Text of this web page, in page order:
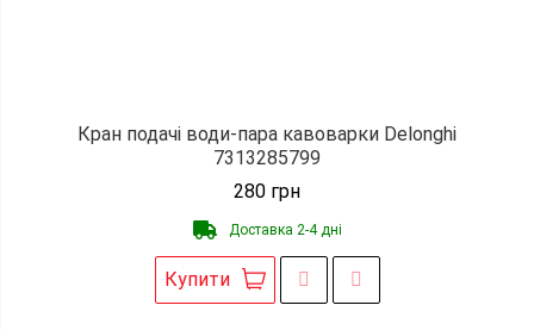
Кран подачі води-пара кавоварки Delonghi
7313285799
280 грн
Доставка 2-4 дні
Купити